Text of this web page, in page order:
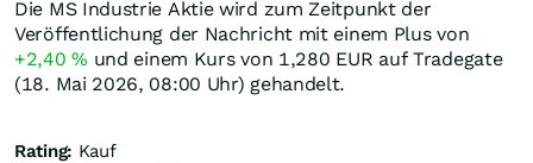
Die MS Industrie Aktie wird zum Zeitpunkt der
Veröffentlichung der Nachricht mit einem Plus von
+2,40% und einem Kurs von 1,280 EUR auf Tradegate
(18. Mai 2026, 08:00 Uhr) gehandelt.
Rating: Kauf